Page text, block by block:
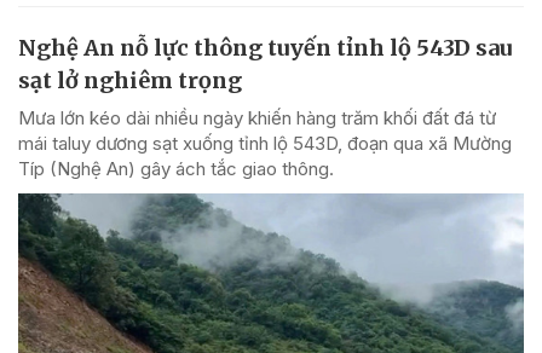
Nghệ An nỗ lực thông tuyến tỉnh lộ 543D sau
sạt lở nghiêm trọng
Mưa lớn kéo dài nhiều ngày khiến hàng trăm khối đất đá từ
mái taluy dương sạt xuống tỉnh lộ 543D, đoạn qua xã Mường
Típ (Nghệ An) gây ách tắc giao thông.